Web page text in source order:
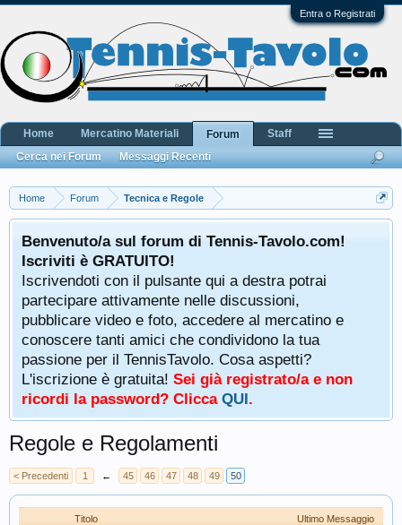
Entra o Registrati
Home Forum Tecnica e Regole
Benvenuto/a sul forum di Tennis-Tavolo.com!
Iscriviti è GRATUITO!
Iscrivendoti con il pulsante qui a destra potrai
partecipare attivamente nelle discussioni,
pubblicare video e foto, accedere al mercatino e
conoscere tanti amici che condividono la tua
passione per il TennisTavolo. Cosa aspetti?
L'iscrizione è gratuita! Sei già registrato/a e non
ricordi la password? Clicca QUI.
Regole e Regolamenti
< Precedenti 1 ← 45 46 47 48 49 50
Titolo Ultimo Messaggio
Home Mercatino Materiali
Forum
Cerca nei Forum
Messaggi Recenti
Staff